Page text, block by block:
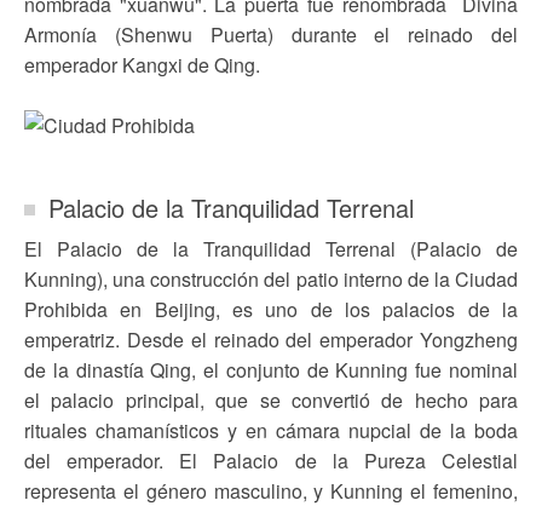
Armonía (Shenwu Puerta) durante el reinado del
emperador Kangxi de Qing.
Palacio de la Tranquilidad Terrenal
El Palacio de la Tranquilidad Terrenal (Palacio de
Kunning), una construcción del patio interno de la Ciudad
Prohibida en Beijing, es uno de los palacios de la
emperatriz. Desde el reinado del emperador Yongzheng
de la dinastía Qing, el conjunto de Kunning fue nominal
el palacio principal, que se convertió de hecho para
rituales chamanísticos y en cámara nupcial de la boda
del emperador. El Palacio de la Pureza Celestial
representa el género masculino, y Kunning el femenino,